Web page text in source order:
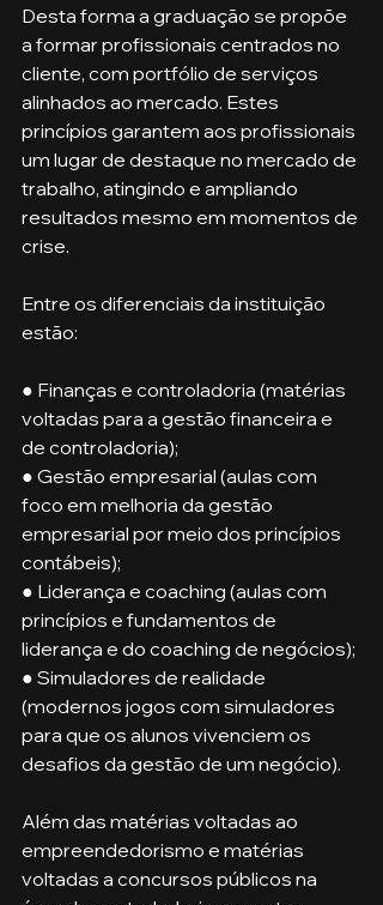
Desta forma a graduação se propõe
a formar profissionais centrados no
cliente, com portfólio de serviços
alinhados ao mercado. Estes
princípios garantem aos profissionais
um lugar de destaque no mercado de
trabalho, atingindo e ampliando
resultados mesmo em momentos de
crise.
Entre os diferenciais da instituição
estão:
● Finanças e controladoria (matérias
voltadas para a gestão financeira e
de controladoria);
● Gestão empresarial (aulas com
foco em melhoria da gestão
empresarial por meio dos princípios
contábeis);
● Liderança e coaching (aulas com
princípios e fundamentos de
liderança e do coaching de negócios);
● Simuladores de realidade
(modernos jogos com simuladores
para que os alunos vivenciem os
desafios da gestão de um negócio).
Além das matérias voltadas ao
empreendedorismo e matérias
voltadas a concursos públicos na